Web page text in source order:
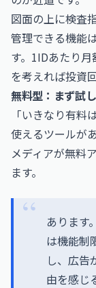
図面の上に検査
管理できる機能
す。1IDあたり
を考えれば投資
無料型：まず試
「いきなり有
使えるツールが
メディアが無料
ます。
あります
は機能制
し、広告
由を感じ